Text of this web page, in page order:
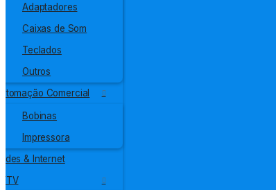
Adaptadores
Caixas de Som
Teclados
Outros
Comercial
Bobinas
Impressora
& Internet